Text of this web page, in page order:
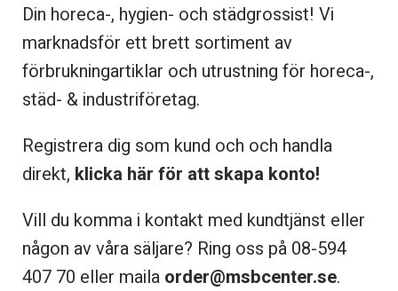
Din horeca-, hygien- och städgrossist! Vi
marknadsför ett brett sortiment av
förbrukningartiklar och utrustning för horeca-,
städ- & industriföretag.
Registrera dig som kund och och handla
direkt, klicka här för att skapa konto!
Vill du komma i kontakt med kundtjänst eller
någon av våra säljare? Ring oss på 08-594
407 70 eller maila order@msbcenter.se.